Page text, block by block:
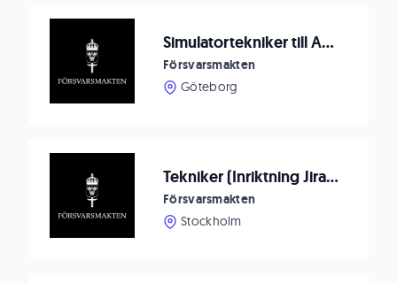
Simulatortekniker till Amf 4 Göteborg
Försvarsmakten
Göteborg
Tekniker (Inriktning Jira/Confluence)
Försvarsmakten
Stockholm